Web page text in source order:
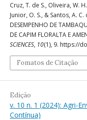
Cruz, T. de S., Oliveira, W.
Junior, O. S., & Santos, A.
DESEMPENHO DE
DE CAPIM FLORALTA E
SCIENCES, 10(1), 9. https://
Fomatos de Citação
Edição
v. 10 n. 1 (2024): Agri-
Contínua)